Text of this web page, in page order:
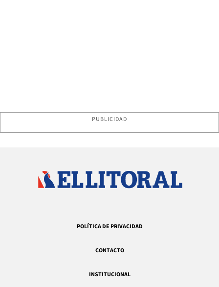
PUBLICIDAD
POLÍTICA DE PRIVACIDAD
CONTACTO
INSTITUCIONAL